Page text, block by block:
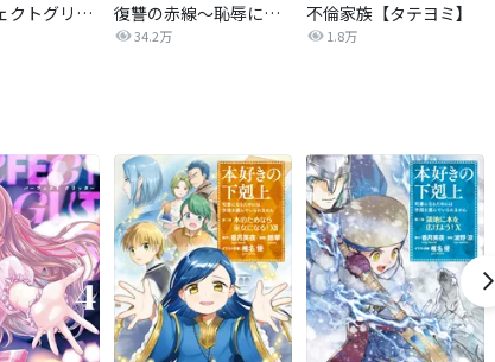
パーフェクトグリッター 復讐の赤線～恥辱にまみれた少女の運命～【タテヨミ】
34.2万
不倫家族【タテヨミ】
1.8万